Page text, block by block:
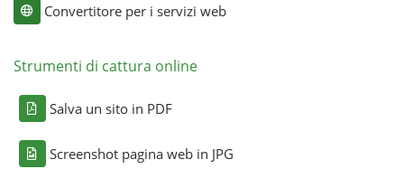
Convertitore per i servizi web
Strumenti di cattura online
Salva un sito in PDF
Screenshot pagina web in JPG